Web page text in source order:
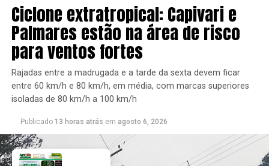
Ciclone extratropical: Capivari e
Palmares estão na área de risco
para ventos fortes
Rajadas entre a madrugada e a tarde da sexta devem ficar
entre 60 km/h e 80 km/h, em média, com marcas superiores
isoladas de 80 km/h a 100 km/h
Publicado 13 horas atrás em agosto 6, 2026